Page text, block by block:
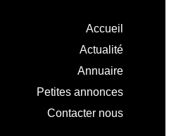
Accueil
Actualité
Annuaire
Petites annonces
Contacter nous